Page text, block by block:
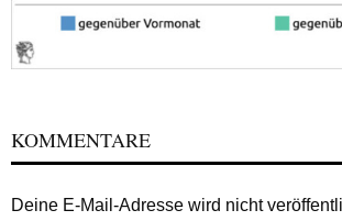
KOMMENTARE
Deine E-Mail-Adresse wird nicht